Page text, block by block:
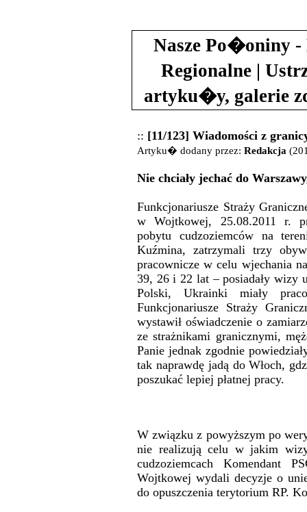
Nasze Po�oniny -
Regionalne |
artyku�y, galerie
:: [11/123] Wiadomości z
Artyku� dodany przez: Redakcja
Nie chciały jechać do
Funkcjonariusze Straży
w Wojtkowej, 25.08.2011 r.
pobytu cudzoziemców na
Kuźmina, zatrzymali trzy
pracownicze w celu wjechania
39, 26 i 22 lat – posiadały wizy
Polski, Ukrainki miały
Funkcjonariusze Straży
wystawił oświadczenie o
ze strażnikami granicznymi,
Panie jednak zgodnie
tak naprawdę jadą do Włoch,
poszukać lepiej płatnej pracy.
W związku z powyższym po
nie realizują celu w jakim
cudzoziemcach Komendant
Wojtkowej wydali decyzje o
do opuszczenia terytorium RP.